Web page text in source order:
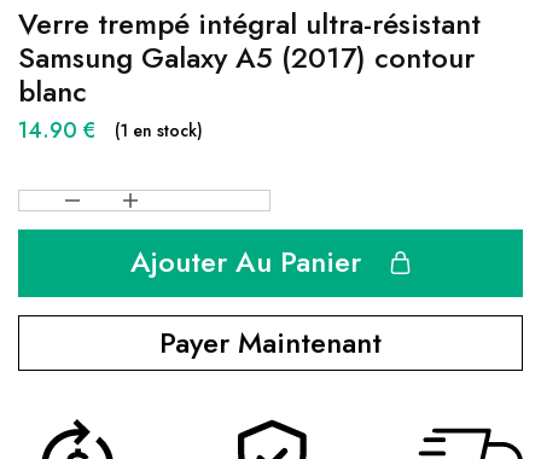
Verre trempé intégral ultra-résistant
Samsung Galaxy A5 (2017) contour
blanc
14.90 € (1 en stock)
Ajouter Au Panier
Payer Maintenant